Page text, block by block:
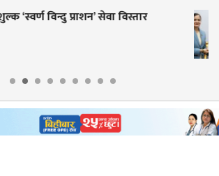
शहीद गंगालाल राष्ट्रिय हृदय केन्द्रको